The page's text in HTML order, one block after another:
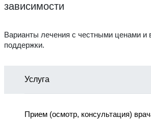
зависимости
Варианты лечения с честными ценами и
поддержки.
Услуга
Прием (осмотр, консультация)